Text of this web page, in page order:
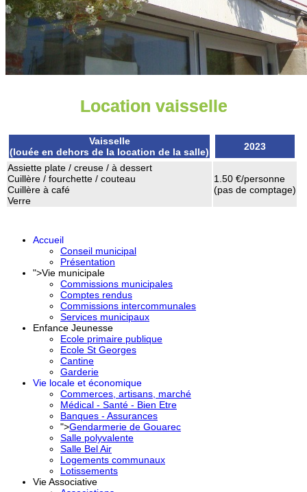
Location vaisselle
Vaisselle
(louée en dehors de la location de la salle)
2023
Assiette plate / creuse / à dessert
Cuillère / fourchette / couteau
Cuillère à café
Verre
1.50 €/personne
(pas de comptage)
Accueil
Conseil municipal
Présentation
">Vie municipale
Commissions municipales
Comptes rendus
Commissions intercommunales
Services municipaux
Enfance Jeunesse
Ecole primaire publique
Ecole St Georges
Cantine
Garderie
Vie locale et économique
Commerces, artisans, marché
Médical - Santé - Bien Etre
Banques - Assurances
">Gendarmerie de Gouarec
Salle polyvalente
Salle Bel Air
Logements communaux
Lotissements
Vie Associative